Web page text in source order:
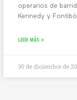
operarios de
Kennedy y
LEER MÁS »
30 de diciembre de